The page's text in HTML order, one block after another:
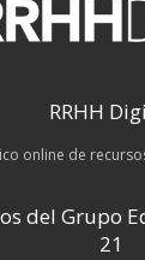
RRHH
online de
del Grupo
21